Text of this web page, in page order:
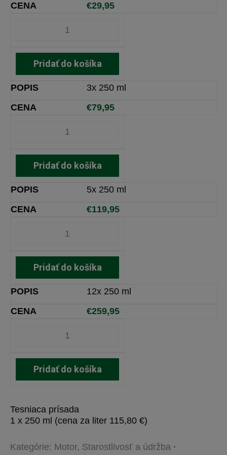
€29,95
Pridať do košíka
3x 250 ml
€79,95
Pridať do košíka
5x 250 ml
€119,95
Pridať do košíka
12x 250 ml
€259,95
Pridať do košíka
Tesniaca prísada
1 x 250 ml (cena za liter 115,80 €)
Kategórie: Motor, Starostlivosť a údržba